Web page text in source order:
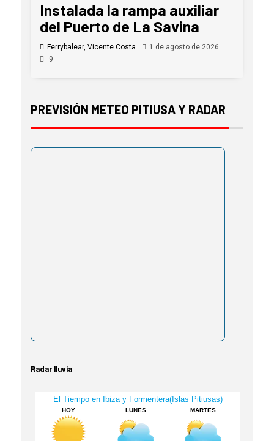
Instalada la rampa auxiliar
del Puerto de La Savina
Ferrybalear, Vicente Costa
1 de agosto de 2026
9
PREVISIÓN METEO PITIUSA Y RADAR
Radar lluvia